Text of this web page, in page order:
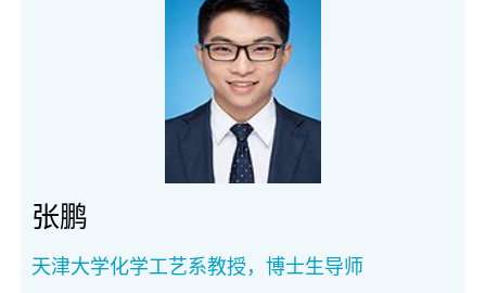
张鹏
天津大学化学工艺系教授，博士生导师